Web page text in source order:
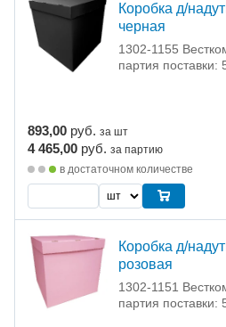
Коробка д/
черная
1302-1155
партия поставки:
893,00 руб. за шт
4 465,00 руб. за партию
в достаточном количестве
Коробка д/
розовая
1302-1151
партия поставки: